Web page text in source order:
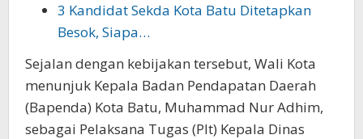
3 Kandidat Sekda Kota Batu Ditetapkan
Besok, Siapa…
Sejalan dengan kebijakan tersebut, Wali Kota
menunjuk Kepala Badan Pendapatan Daerah
(Bapenda) Kota Batu, Muhammad Nur Adhim,
sebagai Pelaksana Tugas (Plt) Kepala Dinas